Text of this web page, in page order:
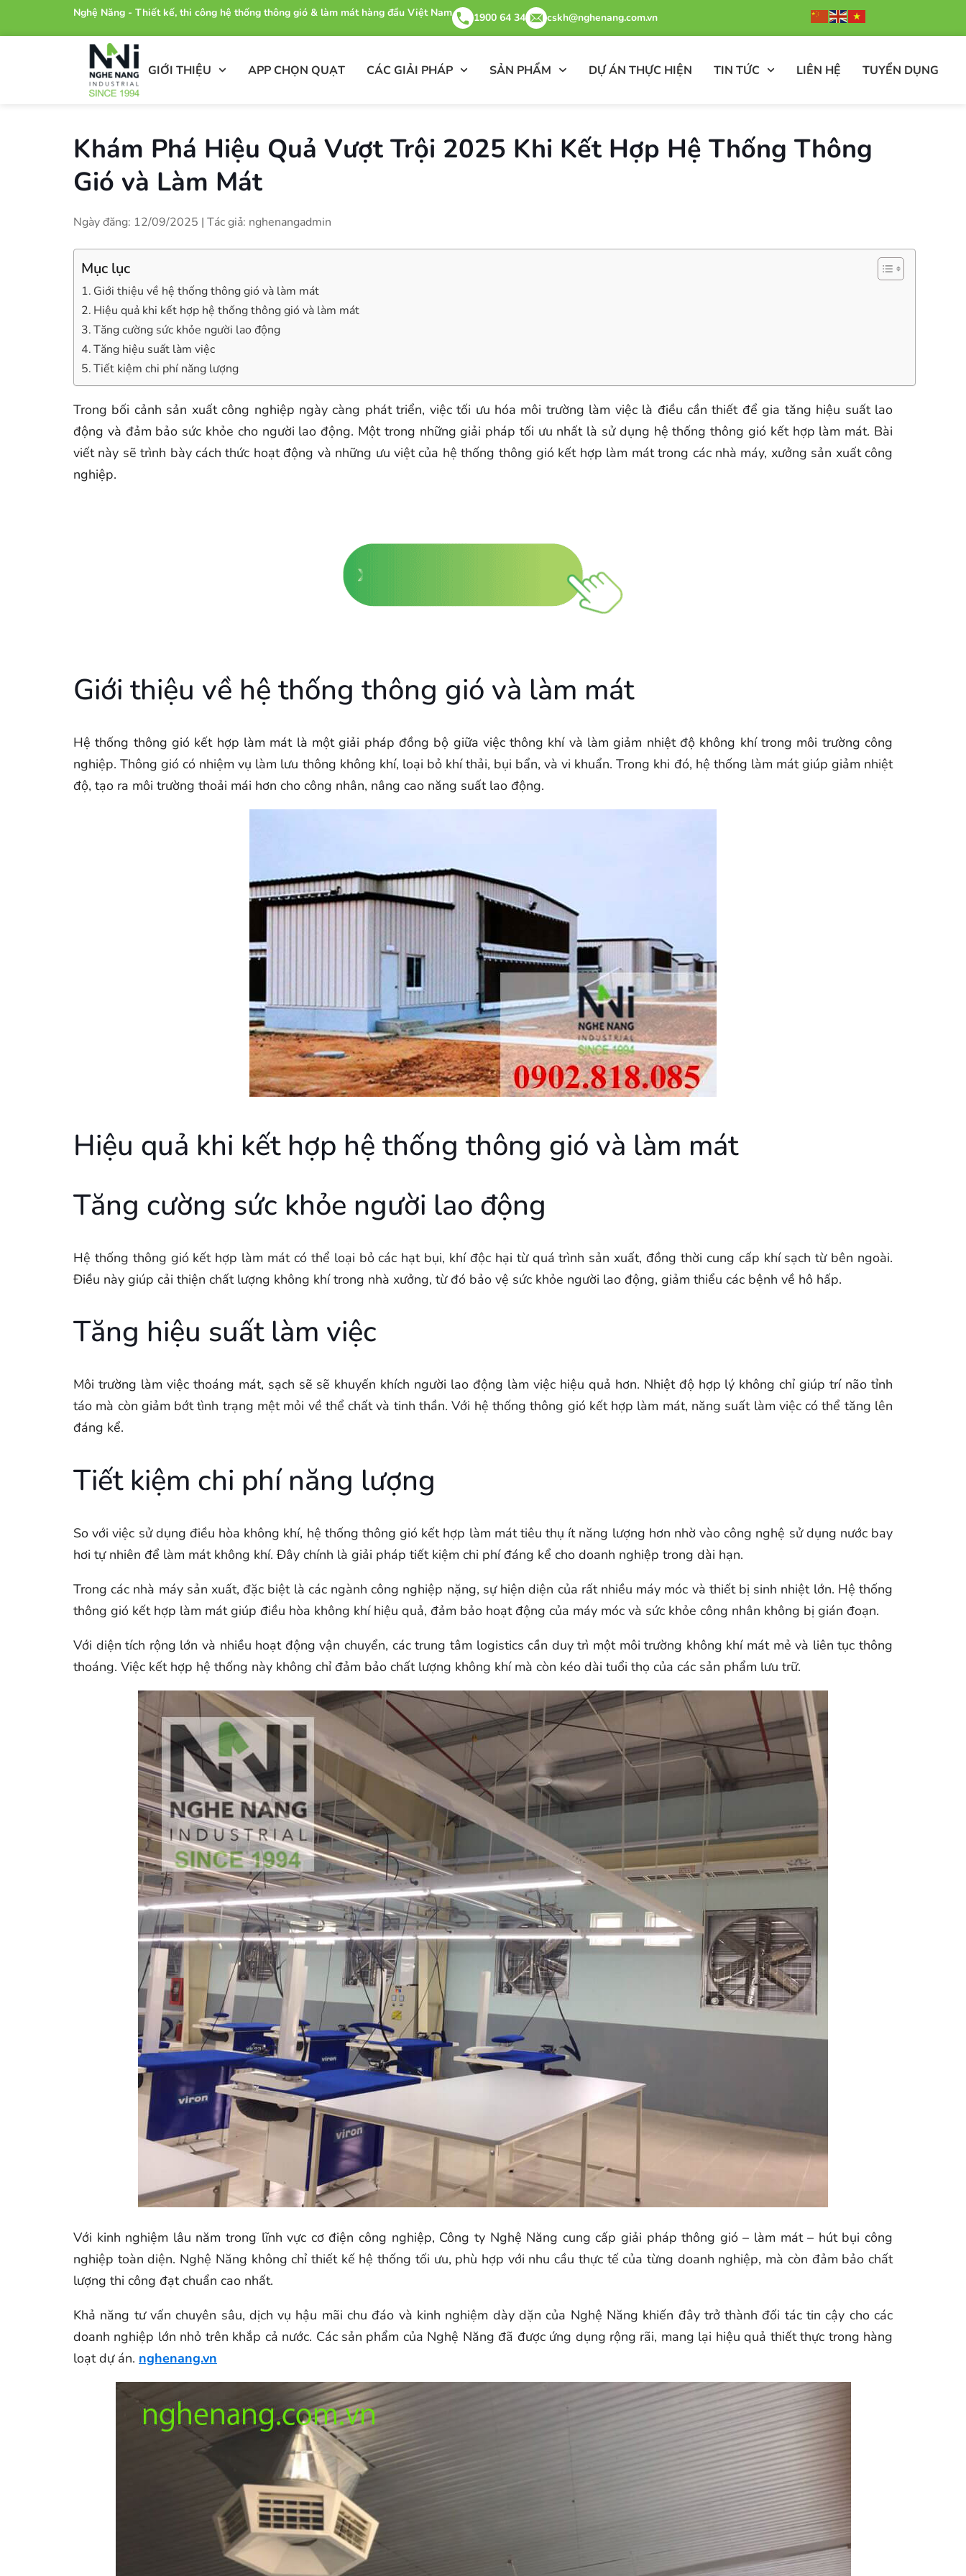
Nghệ Năng - Thiết kế, thi công hệ thống thông gió & làm mát hàng đầu Việt Nam 1900 64 34 cskh@nghenang.com.vn
GIỚI THIỆU APP CHỌN QUẠT CÁC GIẢI PHÁP SẢN PHẨM DỰ ÁN THỰC HIỆN TIN TỨC LIÊN HỆ TUYỂN DỤNG
Khám Phá Hiệu Quả Vượt Trội 2025 Khi Kết Hợp Hệ Thống Thông
Gió và Làm Mát
Ngày đăng: 12/09/2025 | Tác giả: nghenangadmin
Mục lục
Giới thiệu về hệ thống thông gió và làm mát
Hiệu quả khi kết hợp hệ thống thông gió và làm mát
Tăng cường sức khỏe người lao động
Tăng hiệu suất làm việc
Tiết kiệm chi phí năng lượng
Trong bối cảnh sản xuất công nghiệp ngày càng phát triển, việc tối ưu hóa môi trường làm việc là điều cần thiết để gia tăng hiệu suất lao
động và đảm bảo sức khỏe cho người lao động. Một trong những giải pháp tối ưu nhất là sử dụng hệ thống thông gió kết hợp làm mát. Bài
viết này sẽ trình bày cách thức hoạt động và những ưu việt của hệ thống thông gió kết hợp làm mát trong các nhà máy, xưởng sản xuất công
nghiệp.
Giới thiệu về hệ thống thông gió và làm mát
Hệ thống thông gió kết hợp làm mát là một giải pháp đồng bộ giữa việc thông khí và làm giảm nhiệt độ không khí trong môi trường công
nghiệp. Thông gió có nhiệm vụ làm lưu thông không khí, loại bỏ khí thải, bụi bẩn, và vi khuẩn. Trong khi đó, hệ thống làm mát giúp giảm nhiệt
độ, tạo ra môi trường thoải mái hơn cho công nhân, nâng cao năng suất lao động.
Hiệu quả khi kết hợp hệ thống thông gió và làm mát
Tăng cường sức khỏe người lao động
Hệ thống thông gió kết hợp làm mát có thể loại bỏ các hạt bụi, khí độc hại từ quá trình sản xuất, đồng thời cung cấp khí sạch từ bên ngoài.
Điều này giúp cải thiện chất lượng không khí trong nhà xưởng, từ đó bảo vệ sức khỏe người lao động, giảm thiểu các bệnh về hô hấp.
Tăng hiệu suất làm việc
Môi trường làm việc thoáng mát, sạch sẽ sẽ khuyến khích người lao động làm việc hiệu quả hơn. Nhiệt độ hợp lý không chỉ giúp trí não tỉnh
táo mà còn giảm bớt tình trạng mệt mỏi về thể chất và tinh thần. Với hệ thống thông gió kết hợp làm mát, năng suất làm việc có thể tăng lên
đáng kể.
Tiết kiệm chi phí năng lượng
So với việc sử dụng điều hòa không khí, hệ thống thông gió kết hợp làm mát tiêu thụ ít năng lượng hơn nhờ vào công nghệ sử dụng nước bay
hơi tự nhiên để làm mát không khí. Đây chính là giải pháp tiết kiệm chi phí đáng kể cho doanh nghiệp trong dài hạn.
Trong các nhà máy sản xuất, đặc biệt là các ngành công nghiệp nặng, sự hiện diện của rất nhiều máy móc và thiết bị sinh nhiệt lớn. Hệ thống
thông gió kết hợp làm mát giúp điều hòa không khí hiệu quả, đảm bảo hoạt động của máy móc và sức khỏe công nhân không bị gián đoạn.
Với diện tích rộng lớn và nhiều hoạt động vận chuyển, các trung tâm logistics cần duy trì một môi trường không khí mát mẻ và liên tục thông
thoáng. Việc kết hợp hệ thống này không chỉ đảm bảo chất lượng không khí mà còn kéo dài tuổi thọ của các sản phẩm lưu trữ.
Với kinh nghiệm lâu năm trong lĩnh vực cơ điện công nghiệp, Công ty Nghệ Năng cung cấp giải pháp thông gió – làm mát – hút bụi công
nghiệp toàn diện. Nghệ Năng không chỉ thiết kế hệ thống tối ưu, phù hợp với nhu cầu thực tế của từng doanh nghiệp, mà còn đảm bảo chất
lượng thi công đạt chuẩn cao nhất.
Khả năng tư vấn chuyên sâu, dịch vụ hậu mãi chu đáo và kinh nghiệm dày dặn của Nghệ Năng khiến đây trở thành đối tác tin cậy cho các
doanh nghiệp lớn nhỏ trên khắp cả nước. Các sản phẩm của Nghệ Năng đã được ứng dụng rộng rãi, mang lại hiệu quả thiết thực trong hàng
loạt dự án. nghenang.vn